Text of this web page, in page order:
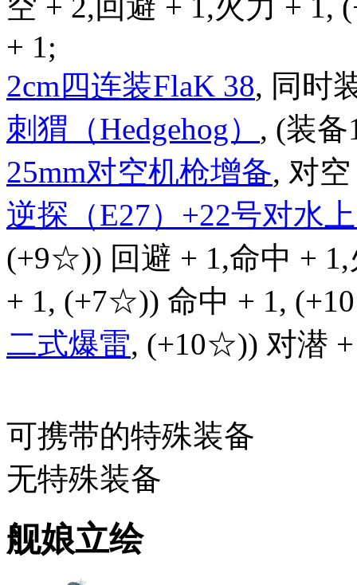
空 + 2,回避 + 1,火力 + 1,
+ 1;
2cm四连装FlaK 38, 同时
刺猬（Hedgehog） , (装备
25mm对空机枪增备, 对
逆探（E27）+22号对水
(+9☆)) 回避 + 1,命中 +
+ 1, (+7☆)) 命中 + 1,
二式爆雷, (+10☆)) 对潜
可携带的特殊装备
无特殊装备
舰娘立绘